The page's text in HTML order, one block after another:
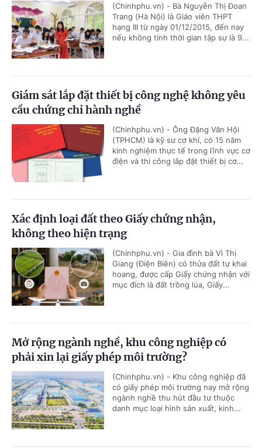
(Chinhphu.vn) - Bà Nguyễn Thị Đoan
Trang (Hà Nội) là Giáo viên THPT
hạng III từ ngày 01/12/2015, đến nay
nếu không tính thời gian tập sự là 9...
Giám sát lắp đặt thiết bị công nghệ không yêu
cầu chứng chỉ hành nghề
(Chinhphu.vn) - Ông Đặng Văn Hội
(TPHCM) là kỹ sư cơ khí, có 15 năm
kinh nghiệm thực tế trong lĩnh vực cơ
điện và thi công lắp đặt thiết bị cơ...
Xác định loại đất theo Giấy chứng nhận,
không theo hiện trạng
(Chinhphu.vn) - Gia đình bà Vì Thị
Giang (Điện Biên) có thửa đất tự khai
hoang, được cấp Giấy chứng nhận với
mục đích là đất trồng lúa, Giấy...
Mở rộng ngành nghề, khu công nghiệp có
phải xin lại giấy phép môi trường?
(Chinhphu.vn) - Khu công nghiệp đã
có giấy phép môi trường nay mở rộng
ngành nghề thu hút đầu tư thuộc
danh mục loại hình sản xuất, kinh...